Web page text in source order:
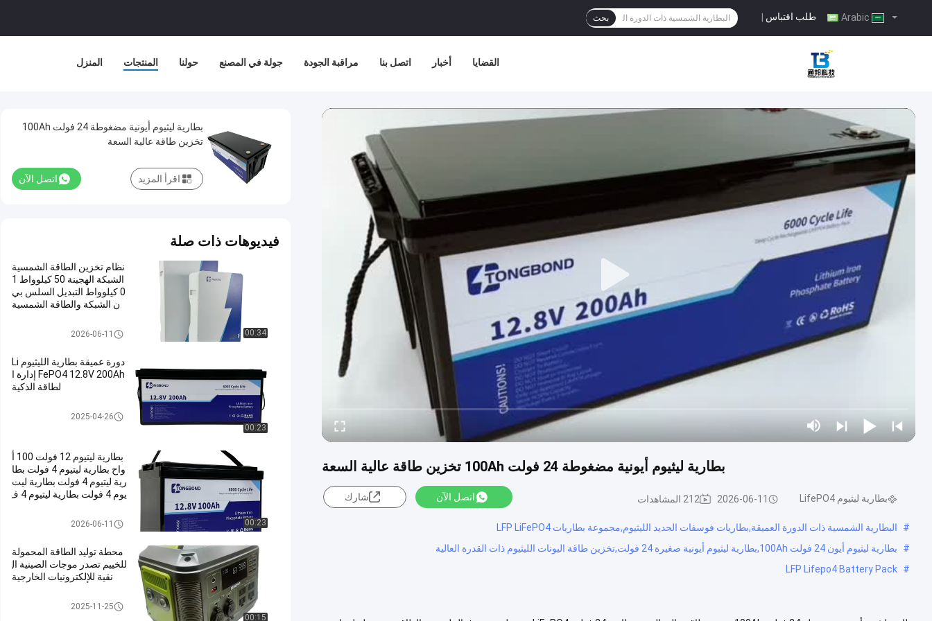
طلب اقتباس بحث
المنزل المنتجات حولنا جولة في المصنع مراقبة الجودة اتصل بنا أخبار القضايا
بطارية ليثيوم أيونية مضغوطة 24 فولت 100Ah تخزين طاقة عالية السعة
بطارية ليثيوم LifePO4 2026-06-11 212 المشاهدات اتصل الآن شارك
#
البطارية الشمسية ذات الدورة العميقة,بطاريات فوسفات الحديد الليثيوم,مجموعة بطاريات LFP LiFePO4
#
بطارية ليثيوم أيون 24 فولت 100Ah,بطارية ليثيوم أيونية صغيرة 24 فولت,تخزين طاقة اليونات الليثيوم ذات القدرة العالية
#
LFP Lifepo4 Battery Pack
بطارية ليثيوم أيونية مضغوطة 24 فولت 100Ah
تخزين طاقة عالية السعة
اتصل الآن اقرأ المزيد
فيديوهات ذات صلة
00:34
نظام تخزين الطاقة الشمسية
الشبكة الهجينة 50 كيلوواط 1
0 كيلوواط التبديل السلس بي
ن الشبكة والطاقة الشمسية
بطارية ليثيوم LifePO42026-06-11
00:23
دورة عميقة بطارية الليثيوم Li
FePO4 12.8V 200Ah إدارة ا
لطاقة الذكية
بطارية ليثيوم LifePO42025-04-26
00:23
بطارية ليتيوم 12 فولت 100 أ
واح بطارية ليتيوم 4 فولت بطا
رية ليتيوم 4 فولت بطارية ليت
يوم 4 فولت بطارية ليتيوم 4 ف
ارية ليتيوم 4 فولت بطارية ليت
ارية ليتيوم 4 فولت
بطارية ليثيوم LifePO42026-06-11
00:15
محطة توليد الطاقة المحمولة
للخييم تصدر موجات الصينية ال
نقية للإلكترونيات الخارجية
محطة طاقة محمولة2025-11-25